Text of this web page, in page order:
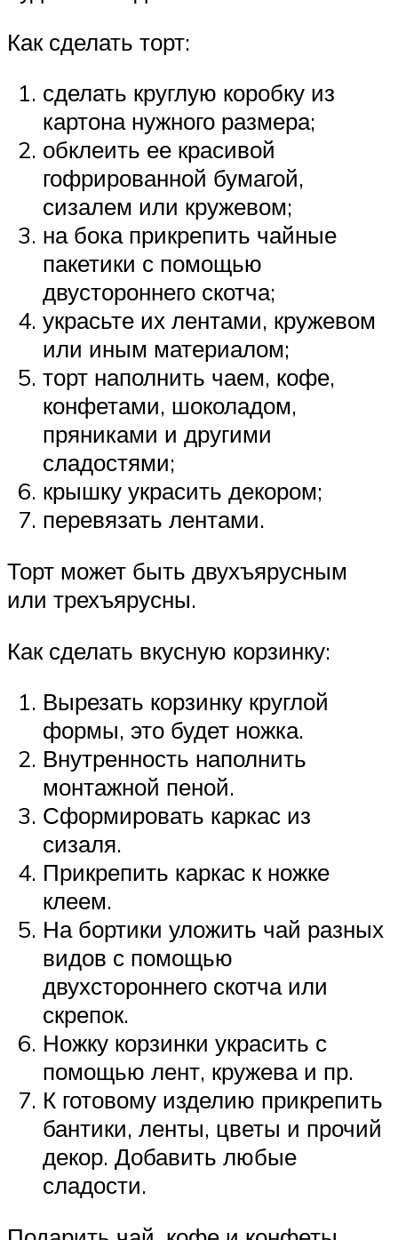
Как сделать торт:
сделать круглую коробку из
картона нужного размера;
обклеить ее красивой
гофрированной бумагой,
сизалем или кружевом;
на бока прикрепить чайные
пакетики с помощью
двустороннего скотча;
украсьте их лентами, кружевом
или иным материалом;
торт наполнить чаем, кофе,
конфетами, шоколадом,
пряниками и другими
сладостями;
крышку украсить декором;
перевязать лентами.
Торт может быть двухъярусным
или трехъярусны.
Как сделать вкусную корзинку:
Вырезать корзинку круглой
формы, это будет ножка.
Внутренность наполнить
монтажной пеной.
Сформировать каркас из
сизаля.
Прикрепить каркас к ножке
клеем.
На бортики уложить чай разных
видов с помощью
двухстороннего скотча или
скрепок.
Ножку корзинки украсить с
помощью лент, кружева и пр.
К готовому изделию прикрепить
бантики, ленты, цветы и прочий
декор. Добавить любые
сладости.